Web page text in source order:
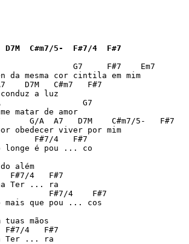
C#m7/5-  F#7/4  F#7
G7     F#7    Em7
da mesma cor cintila em mim
D7M   C#m7   F#7
a luz
G7
matar de amor
G/A  A7   D7M    C#m7/5-   F#7
obedecer viver por mim
F#7/4   F#7
longe é pou ... co
além
F#7/4   F#7
Ter ... ra
5-          F#7/4    F#7
mais que pou ... cos
tuas mãos
F#7/4   F#7
Ter ... ra